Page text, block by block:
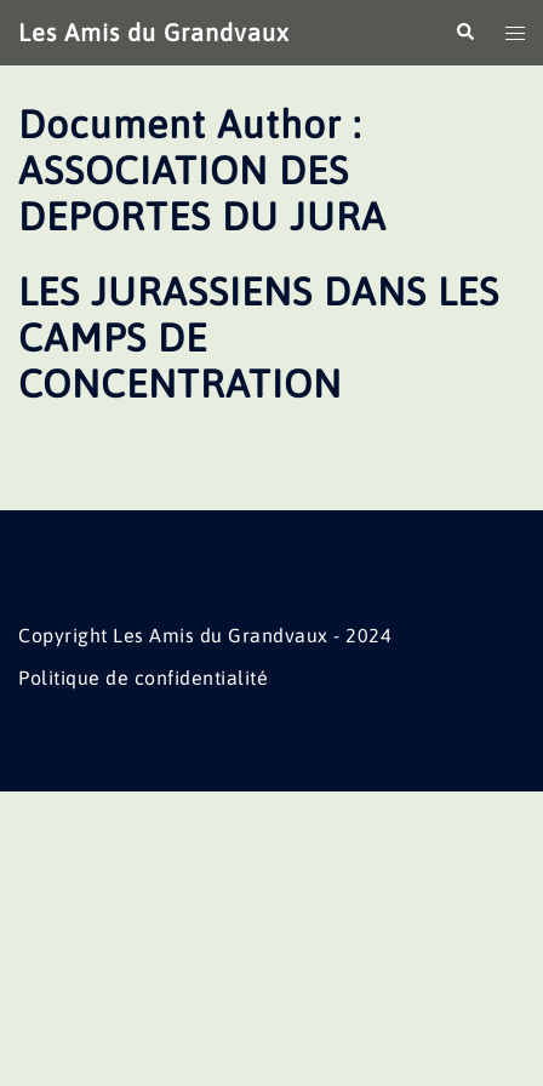
au
contenu
Les Amis du Grandvaux
le
Document Author :
ASSOCIATION DES
DEPORTES DU JURA
LES JURASSIENS DANS LES
CAMPS DE
CONCENTRATION
Copyright Les Amis du Grandvaux - 2024
Politique de confidentialité